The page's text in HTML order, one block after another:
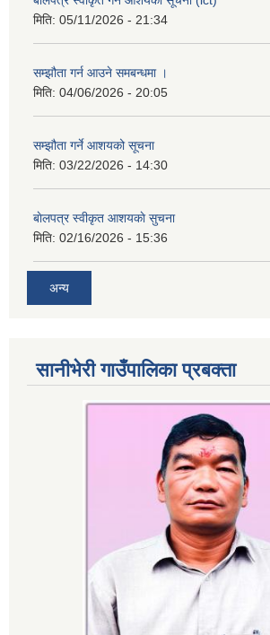
मिति: 05/11/2026 - 21:34
सम्झौता गर्न आउने समबन्धमा ।
मिति: 04/06/2026 - 20:05
सम्झौता गर्ने आशयको सूचना
मिति: 03/22/2026 - 14:30
बाेलपत्र स्वीकृत आशयकाे सुचना
मिति: 02/16/2026 - 15:36
अन्य
सानीभेरी गाउँपालिका प्रबक्ता